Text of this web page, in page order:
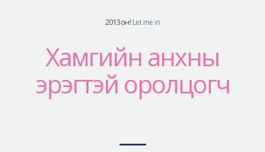
2013он! Let me in
Хамгийн анхны
эрэгтэй оролцогч